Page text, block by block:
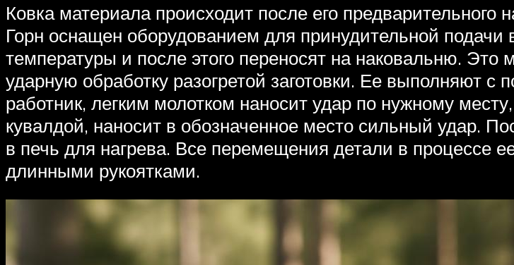
Ковка материала происходит после его предварительного
Горн оснащен оборудованием для принудительной подачи
температуры и после этого переносят на наковальню. Это
ударную обработку разогретой заготовки. Ее выполняют
работник, легким молотком наносит удар по нужному
кувалдой, наносит в обозначенное место сильный удар.
в печь для нагрева. Все перемещения детали в процессе
длинными рукоятками.